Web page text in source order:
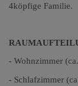
4köpfige Familie.
- Wohnzimmer
- Schlafzimmer